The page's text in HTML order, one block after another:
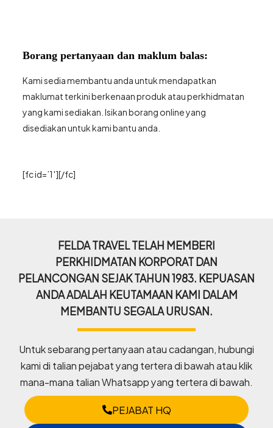
Borang pertanyaan dan maklum balas:
Kami sedia membantu anda untuk mendapatkan
maklumat terkini berkenaan produk atau perkhidmatan
yang kami sediakan. Isikan borang online yang
disediakan untuk kami bantu anda.
[fc id=’1′][/fc]
FELDA TRAVEL TELAH MEMBERI
PERKHIDMATAN KORPORAT DAN
PELANCONGAN SEJAK TAHUN 1983. KEPUASAN
ANDA ADALAH KEUTAMAAN KAMI DALAM
MEMBANTU SEGALA URUSAN.
Untuk sebarang pertanyaan atau cadangan, hubungi
kami di talian pejabat yang tertera di bawah atau klik
mana-mana talian Whatsapp yang tertera di bawah.
PEJABAT HQ